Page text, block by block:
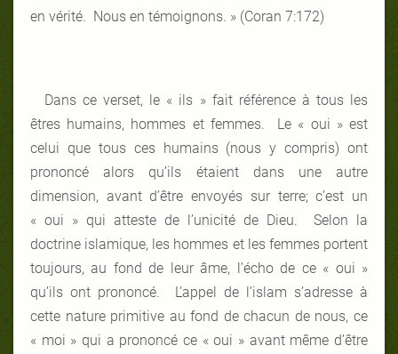
en vérité. Nous en témoignons. » (Coran 7:172)
Dans ce verset, le « ils » fait référence à tous les
êtres humains, hommes et femmes. Le « oui » est
celui que tous ces humains (nous y compris) ont
prononcé alors qu’ils étaient dans une autre
dimension, avant d’être envoyés sur terre; c’est un
« oui » qui atteste de l’unicité de Dieu. Selon la
doctrine islamique, les hommes et les femmes portent
toujours, au fond de leur âme, l’écho de ce « oui »
qu’ils ont prononcé. L’appel de l’islam s’adresse à
cette nature primitive au fond de chacun de nous, ce
« moi » qui a prononcé ce « oui » avant même d’être